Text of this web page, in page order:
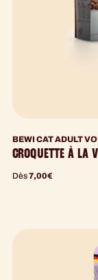
BEWI CAT ADULT
CROQUETTE À LA
Dès7,00€